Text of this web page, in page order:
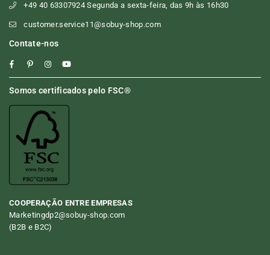
+49 40 63307924 Segunda a sexta-feira, das 9h às 16h30
customer.service11@sobuy-shop.com
Contate-nos
FacebookPinterestInstagramYouTube
Somos certificados pelo FSC®
COOPERAÇÃO ENTRE EMPRESAS
Marketingdp2@sobuy-shop.com
(B2B e B2C)